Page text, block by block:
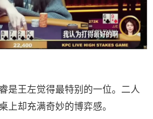
是王左觉得最特别的一位。二人
上却充满奇妙的博弈感。